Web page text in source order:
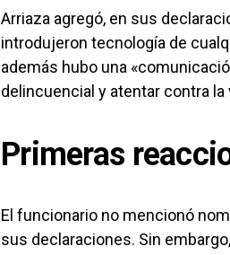
Arriaza agregó, en sus
introdujeron tecnología de
además hubo una
delincuencial y atentar contra
Primeras
El funcionario no mencionó
sus declaraciones. Sin